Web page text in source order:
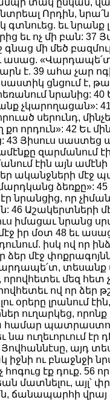
տակ ընկան,
Որդին, նրա՛ն
գտնուեց. եւ նրանք
եւ ոչ մի բան: 37
գնաց մի մեծ
«Վարդապե՛տ,
է. 39 ահա չար
սաստիկ ցնցում է,
նրանից:
չկարողացան»:
սերունդ,
որդուն»: 42 Եւ
Յիսուս սաստեց
զարմանում
էին այն
ականջների մէջ
ձեռքը»:
նրանցից, որ
46 Աշակերտների
իմացաւ նրանց
իր մօտ 48 եւ
իսկ ով որ
ձեր մէջ
տեսանք
մեզ հետ
ով որ ձեր
լրանում
ուղարկեց,
համար
նա ուղեւորւում էր
այդ
իջնի ու բնաջնջի
էք դուք. 56
մատնելու, այլ՝
ճանապարհի